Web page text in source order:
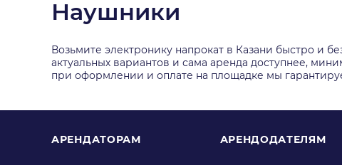
Наушники
Возьмите электронику напрокат в Казани быстро и
актуальных вариантов и сама аренда доступнее,
при оформлении и оплате на площадке мы
АРЕНДАТОРАМ АРЕНДОДАТЕЛЯМ